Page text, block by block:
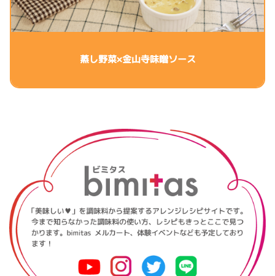
蒸し野菜×金山寺味噌ソース